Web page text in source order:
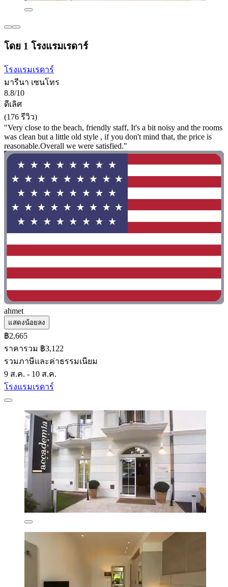
โดย 1 โรงแรมเรดาร์
โรงแรมเรดาร์
มารีนา เซนโทร
8.8/10
ดีเลิศ
(176 รีวิว)
"Very close to the beach, friendly staff, It's a bit noisy and the rooms
was clean but a little old style , if you don't mind that, the price is
reasonable.Overall we were satisfied."
ahmet
แสดงน้อยลง
฿2,665
ราคารวม ฿3,122
รวมภาษีและค่าธรรมเนียม
9 ส.ค. - 10 ส.ค.
โรงแรมเรดาร์